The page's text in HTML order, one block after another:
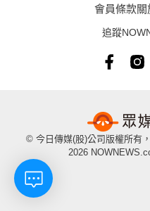
會員條款
追蹤
© 今日傳媒(股)公司版權所有
2026